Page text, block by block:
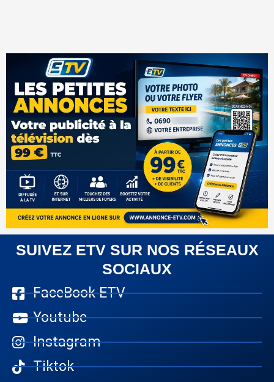
SUIVEZ ETV SUR NOS RÉSEAUX
SOCIAUX
FaceBook ETV
Youtube
Instagram
Tiktok